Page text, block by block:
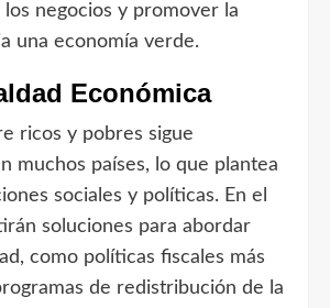
negocios y promover la
una economía verde.
Económica
ricos y pobres sigue
muchos países, lo que plantea
sociales y políticas. En el
soluciones para abordar
como políticas fiscales más
de redistribución de la